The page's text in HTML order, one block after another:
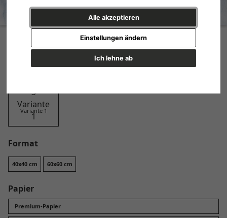
Alle akzeptieren
Ich lehne ab
Einstellungen ändern
Water Ballet No. 3
Design
Variante 1
Format
40x40 cm 60x60 cm
Papier
Premium-Papier